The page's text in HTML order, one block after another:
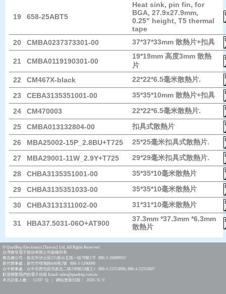
19 658-25ABT5
Heat sink, pin fin, for
BGA, 27.9x27.9mm,
0.25" height, T5 thermal
tape
20
CMBA0237373301-00 37*37*33mm 散熱片+扣具
21 CMBA0119190301-00
19*19mm 高度3mm 散熱
片
22
CM467X-black
22*22*6.5毫米散熱片.
23
CEBA3135351001-00
35*35*10mm 散熱片+扣具
24
CM470003
22*22*6.5毫米散熱片.
25
CMBA013132804-00
扣具式散熱片
26
MBA25002-15P_2.8BU+T725
25*25毫米扣具式散熱片.
27
MBA29001-11W_2.9Y+T725
29*29毫米扣具式散熱片.
28
CHBA3135351001-00
35*35*10毫米散熱片
29
CHBA3135351033-00
35*35*10毫米散熱片
30
CHBA3131311002-00 31*31*10毫米散熱片
31 HBA37.5031-06O+AT900
37.3mm *37.3mm *6.3mm
散熱片
© QuadRep Electronics [Taiwan] Ltd, All Rights Reserved
台灣廣登電子股份有限公司版權所有
臺北總公司：新北市汐止區221新台五路一段79號17F 886-2-26989933
新竹辦事處：新竹市明湖路648巷2號 886-3-5290090
台中辦事處：台中市西屯區市政北二路238號22樓之1 886-4-22553696; 886-4-22553697
歡迎聯繫我們的電子信箱 Email: sales@quadrep.com.tw
本月訪客人數： 11207 位 | 網站更新日期： 2026 / 8 / 9